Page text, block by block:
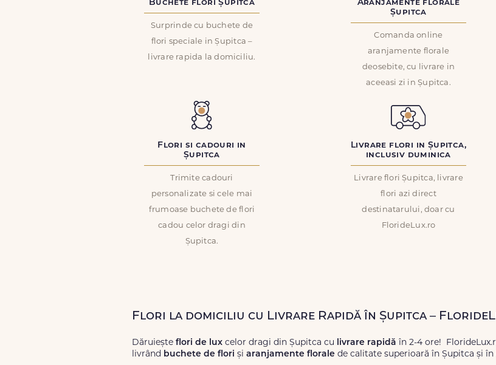
Buchete flori Șupitca
Surprinde cu buchete de
flori speciale in Șupitca –
livrare rapida la domiciliu.
Aranjamente florale
Șupitca
Comanda online
aranjamente florale
deosebite, cu livrare in
aceeasi zi in Șupitca.
Flori si cadouri in
Șupitca
Trimite cadouri
personalizate si cele mai
frumoase buchete de flori
cadou celor dragi din
Șupitca.
Livrare flori in Șupitca,
inclusiv duminica
Livrare flori Șupitca, livrare
flori azi direct
destinatarului, doar cu
FlorideLux.ro
Flori la domiciliu cu Livrare Rapidă în Șupitca –
Dăruiește flori de lux celor dragi din Șupitca cu livrare rapidă în 2-4 ore!
livrând buchete de flori și aranjamente florale de calitate superioară în Șupitca și